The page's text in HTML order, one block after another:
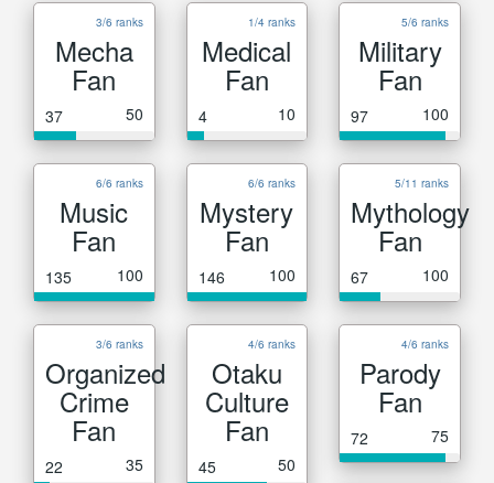
3/6 ranks
Mecha
Fan
37 50
1/4 ranks
Medical
Fan
4 10
5/6 ranks
Military
Fan
97 100
6/6 ranks
Music
Fan
135 100
6/6 ranks
Mystery
Fan
146 100
5/11 ranks
Mythology
Fan
67 100
3/6 ranks
Organized
Crime
Fan
22 35
4/6 ranks
Otaku
Culture
Fan
45 50
4/6 ranks
Parody
Fan
72 75